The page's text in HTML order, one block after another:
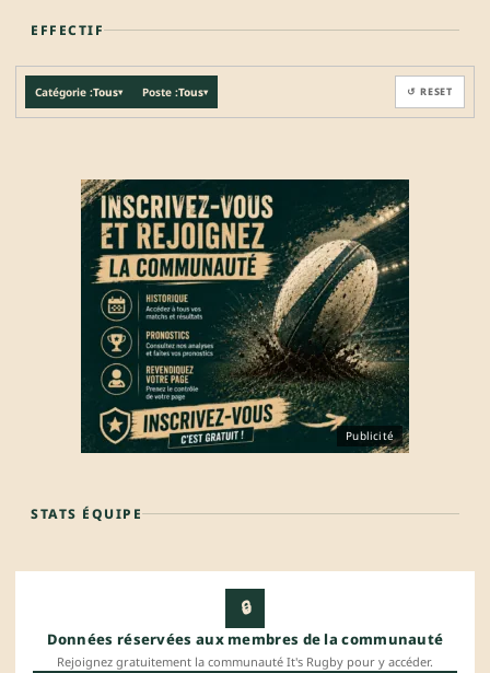
EFFECTIF
Catégorie :Tous▾ Poste :Tous▾ ↺ RESET
Publicité
STATS ÉQUIPE
🔒
Données réservées aux membres de la communauté
Rejoignez gratuitement la communauté It's Rugby pour y accéder.